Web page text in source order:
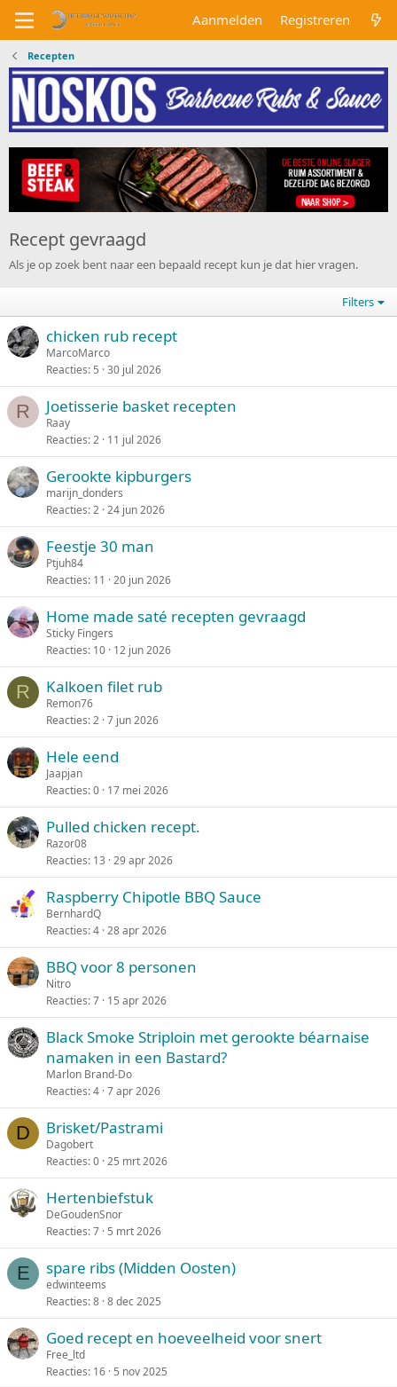
Aanmelden Registreren
Recepten
Recept gevraagd
Als je op zoek bent naar een bepaald recept kun je dat hier vragen.
Filters
chicken rub recept
MarcoMarco
Reacties 5 30 jul 2026
R Joetisserie basket recepten
Raay
Reacties 2 11 jul 2026
Gerookte kipburgers
marijn_donders
Reacties 2 24 jun 2026
Feestje 30 man
Ptjuh84
Reacties 11 20 jun 2026
Home made saté recepten gevraagd
Sticky Fingers
Reacties 10 12 jun 2026
R Kalkoen filet rub
Remon76
Reacties 2 7 jun 2026
Hele eend
Jaapjan
Reacties 0 17 mei 2026
Pulled chicken recept.
Razor08
Reacties 13 29 apr 2026
Raspberry Chipotle BBQ Sauce
BernhardQ
Reacties 4 28 apr 2026
BBQ voor 8 personen
Nitro
Reacties 7 15 apr 2026
Black Smoke Striploin met gerookte béarnaise
namaken in een Bastard?
Marlon Brand-Do
Reacties 4 7 apr 2026
D Brisket/Pastrami
Dagobert
Reacties 0 25 mrt 2026
Hertenbiefstuk
DeGoudenSnor
Reacties 7 5 mrt 2026
E spare ribs (Midden Oosten)
edwinteems
Reacties 8 8 dec 2025
Goed recept en hoeveelheid voor snert
Free_ltd
Reacties 16 5 nov 2025